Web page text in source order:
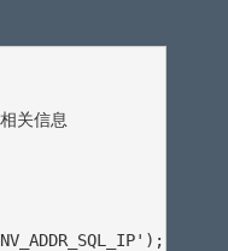
关信息